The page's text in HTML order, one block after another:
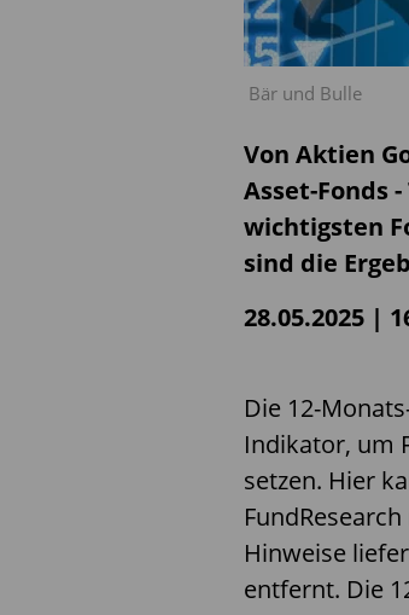
Bär und Bulle
Von Aktien
Asset-Fonds
wichtigsten
sind die
28.05.2025 |
Die 12-
Indikator, um
setzen. Hier
FundResearch
Hinweise
entfernt. Die